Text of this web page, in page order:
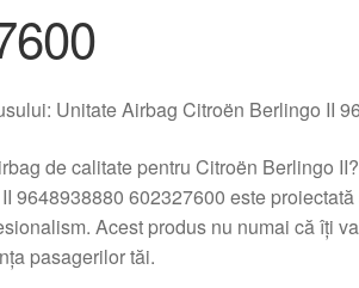
Unitate Airbag Citroën Berlingo II
de calitate pentru Citroën Berlingo
9648938880 602327600 este
Acest produs nu numai că îți
pasagerilor tăi.